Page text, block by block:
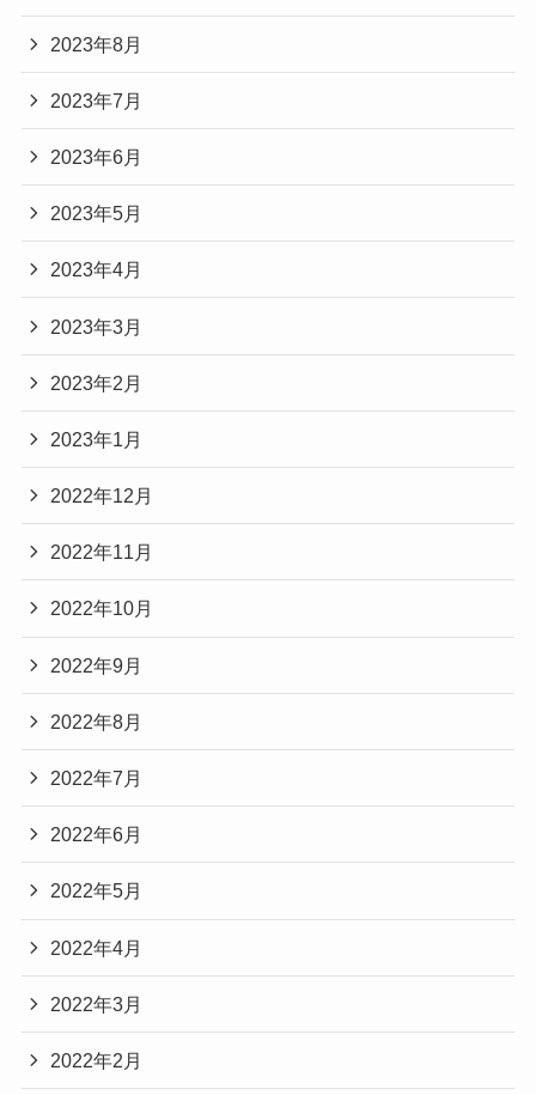
2023年8月
2023年7月
2023年6月
2023年5月
2023年4月
2023年3月
2023年2月
2023年1月
2022年12月
2022年11月
2022年10月
2022年9月
2022年8月
2022年7月
2022年6月
2022年5月
2022年4月
2022年3月
2022年2月